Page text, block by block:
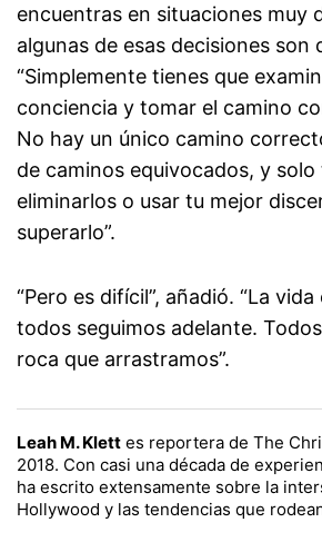
encuentras en situaciones muy
algunas de esas decisiones son
“Simplemente tienes que
conciencia y tomar el camino
No hay un único camino
de caminos equivocados, y solo
eliminarlos o usar tu mejor
superarlo”.
“Pero es difícil”, añadió. “La
todos seguimos adelante.
roca que arrastramos”.
Leah M. Klett es reportera de The
2018. Con casi una década de
ha escrito extensamente sobre la
Hollywood y las tendencias que